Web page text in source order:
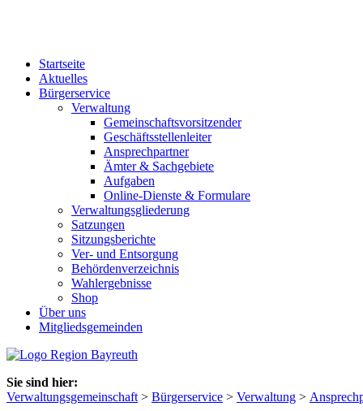
Startseite
Aktuelles
Bürgerservice
Verwaltung
Gemeinschaftsvorsitzender
Geschäftsstellenleiter
Ansprechpartner
Ämter & Sachgebiete
Aufgaben
Online-Dienste & Formulare
Verwaltungsgliederung
Satzungen
Sitzungsberichte
Ver- und Entsorgung
Behördenverzeichnis
Wahlergebnisse
Shop
Über uns
Mitgliedsgemeinden
Sie sind hier:
Verwaltungsgemeinschaft > Bürgerservice > Verwaltung >